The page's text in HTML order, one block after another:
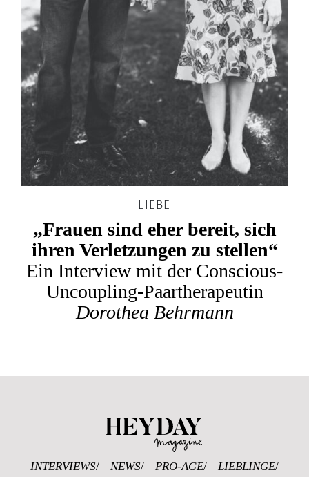
LIEBE
„Frauen sind eher bereit, sich
ihren Verletzungen zu stellen“
Ein Interview mit der Conscious-
Uncoupling-Paartherapeutin
Dorothea Behrmann
INTERVIEWS NEWS PRO-AGE LIEBLINGE